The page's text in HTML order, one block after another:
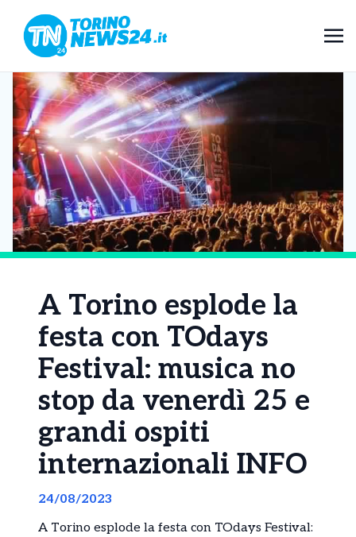
A Torino esplode la
festa con TOdays
Festival: musica no
stop da venerdì 25 e
grandi ospiti
internazionali INFO
24/08/2023
A Torino esplode la festa con TOdays Festival: